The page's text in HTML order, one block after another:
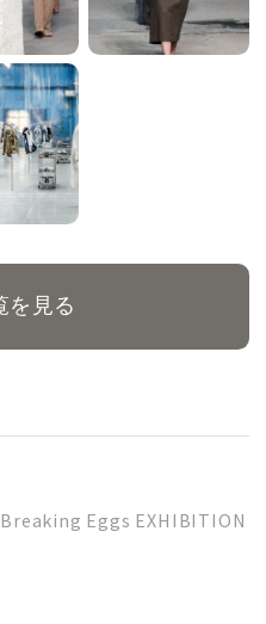
を見る
Breaking Eggs EXHIBITION